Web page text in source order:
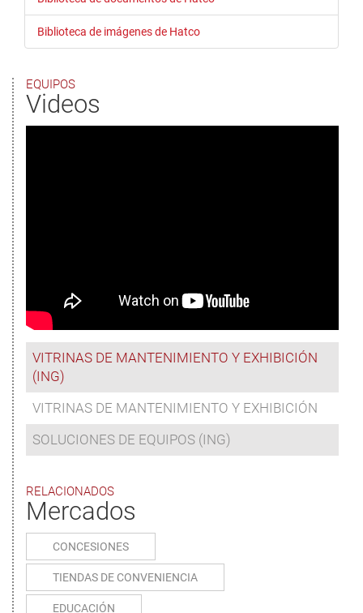
Biblioteca de imágenes de Hatco
EQUIPOS
Videos
VITRINAS DE MANTENIMIENTO Y EXHIBICIÓN
(ING)
VITRINAS DE MANTENIMIENTO Y EXHIBICIÓN
SOLUCIONES DE EQUIPOS (ING)
RELACIONADOS
Mercados
CONCESIONES
TIENDAS DE CONVENIENCIA
EDUCACIÓN